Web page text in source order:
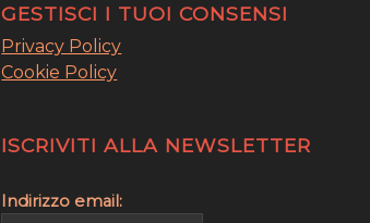
GESTISCI I TUOI CONSENSI
Privacy Policy
Cookie Policy
ISCRIVITI ALLA NEWSLETTER
Indirizzo email: